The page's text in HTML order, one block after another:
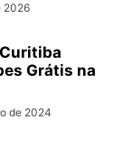
2026
Grátis na
de 2024